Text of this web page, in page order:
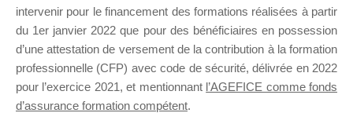
Ce groupe est destiné aux Organismes de
Formation qui souhaitent répondre à l’Appel à
Propositions Mallette du Dirigeant.
intervenir pour le financement des formations réalisées à partir
du 1er janvier 2022 que pour des bénéficiaires en possession
d’une attestation de versement de la contribution à la formation
professionnelle (CFP) avec code de sécurité, délivrée en 2022
pour l’exercice 2021, et mentionnant l’AGEFICE comme fonds
d’assurance formation compétent.